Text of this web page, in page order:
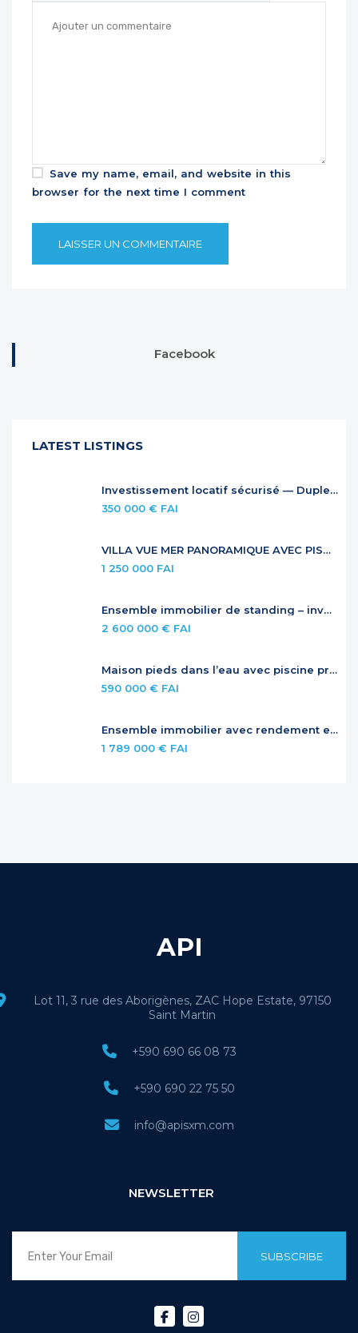
Save my name, email, and website in this
browser for the next time I comment
Facebook
LATEST LISTINGS
Investissement locatif sécurisé — Duplex à Anse Marcel
350 000 € FAI
VILLA VUE MER PANORAMIQUE AVEC PISCINE À DÉBORDEMENT
1 250 000 FAI
Ensemble immobilier de standing – investissement locatif premium
2 600 000 € FAI
Maison pieds dans l’eau avec piscine privée
590 000 € FAI
Ensemble immobilier avec rendement et potentiel – Jardins de la Baie Orientale
1 789 000 € FAI
API
Lot 11, 3 rue des Aborigènes, ZAC Hope Estate, 97150
Saint Martin
+590 690 66 08 73
+590 690 22 75 50
info@apisxm.com
NEWSLETTER
SUBSCRIBE